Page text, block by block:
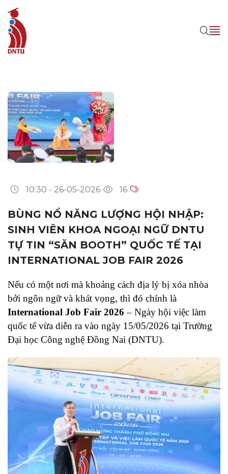
10:30 - 26-05-2026 16
BÙNG NỔ NĂNG LƯỢNG HỘI NHẬP:
SINH VIÊN KHOA NGOẠI NGỮ DNTU
TỰ TIN “SĂN BOOTH” QUỐC TẾ TẠI
INTERNATIONAL JOB FAIR 2026
Nếu có một nơi mà khoảng cách địa lý bị xóa nhòa
bởi ngôn ngữ và khát vọng, thì đó chính là
International Job Fair 2026 – Ngày hội việc làm
quốc tế vừa diễn ra vào ngày 15/05/2026 tại Trường
Đại học Công nghệ Đồng Nai (DNTU).